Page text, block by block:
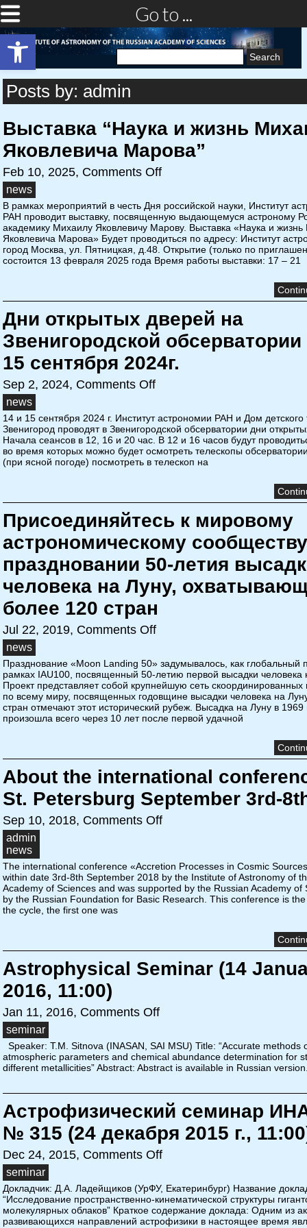
Open toolbar
Go to ...
Search
Posts by: admin
Выставка “Наука и жизнь
Яковлевича Марова”
Feb 10, 2025, Comments Off
news
В рамках мероприятий в честь Дня российской науки, Институт
РАН проводит выставку, посвященную выдающемуся астроному
академику Михаилу Яковлевичу Марову. Выставка «Наука и
Яковлевича Марова» Будет проводиться по адресу: Институт
город Москва, ул. Пятницкая, д.48. Открытие (только по
состоится 13 февраля 2025 года Время работы выставки: 17 – 21
Дни открытых дверей на
Звенигородской обсерватории
15 сентября 2024г.
Sep 2, 2024, Comments Off
news
14 и 15 сентября 2024 г. Институт астрономии РАН и Дом детского
Звенигород проводят в Звенигородской обсерватории дни
Начала сеансов в 12, 16 и 20 час. В 12 и 16 часов будут
во время которых можно будет осмотреть телескопы
(при ясной погоде) посмотреть в телескоп на
Присоединяйтесь к мировому
астрономическому
праздновании 50-летия
человека на Луну,
более 120 стран
Jul 22, 2019, Comments Off
news
Празднование «Moon Landing 50» задумывалось, как глобальный
рамках IAU100, посвященный 50-летию первой высадки человека
Проект представляет собой крупнейшую сеть
по всему миру, посвященных годовщине высадки человека на
стран отмечают этот исторический рубеж. Высадка на Луну в 1969
произошла всего через 10 лет после первой удачной
About the international
St. Petersburg September 3rd-
Sep 10, 2018, Comments Off
admin
news
The international conference «Accretion Processes in Cosmic
within date 3rd-8th September 2018 by the Institute of Astronomy of
Academy of Sciences and was supported by the Russian Academy of
by the Russian Foundation for Basic Research. This conference is
the cycle, the first one was
Astrophysical Seminar (14
2016, 11:00)
Jan 11, 2016, Comments Off
seminar
Speaker: T.M. Sitnova (INASAN, SAI MSU) Title: “Accurate methods
atmospheric parameters and chemical abundance determination for
different metallicities” Abstract: Abstract is available in Russian
Астрофизический семинар
№ 315 (24 декабря 2015 г.,
Dec 24, 2015, Comments Off
seminar
Докладчик: Д.А. Ладейщиков (УрФУ, Екатеринбург) Название
“Исследование пространственно-кинематической структуры
молекулярных облаков” Краткое содержание доклада: Одним из
развивающихся направлений астрофизики в настоящее время